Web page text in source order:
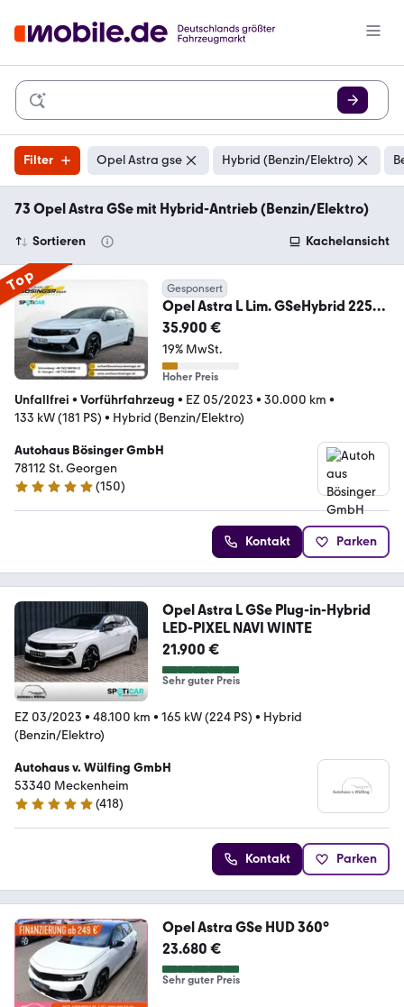
Filter Opel Astra gse Hybrid (Benzin/Elektro)
73 Opel Astra GSe mit Hybrid-Antrieb (Benzin/Elektro)
Sortieren Kachelansicht
Top Gesponsert
Opel Astra L Lim. GSeHybrid 225PS
Systemleistung8FACH
35.900 €
19% MwSt.
Hoher Preis
Unfallfrei • Vorführfahrzeug • EZ 05/2023 • 30.000 km •
133 kW (181 PS) • Hybrid (Benzin/Elektro)
Autohaus Bösinger GmbH
78112 St. Georgen
5 Sterne
(150)
Kontakt Parken
Opel Astra L GSe Plug-in-Hybrid
LED-PIXEL NAVI WINTE
21.900 €
Sehr guter Preis
EZ 03/2023 • 48.100 km • 165 kW (224 PS) • Hybrid
(Benzin/Elektro)
Autohaus v. Wülfing GmbH
53340 Meckenheim
5 Sterne
(418)
Kontakt Parken
Opel Astra GSe HUD 360°
23.680 €
Sehr guter Preis